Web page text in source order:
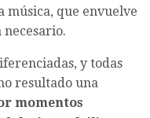
música, que envuelve
y todas
resultado una
momentos